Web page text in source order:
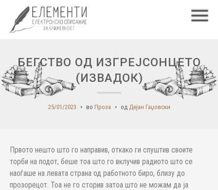
БЕГСТВО ОД ИЗГРЕЈСОНЦЕТО
(ИЗВАДОК)
25/01/2023 во Проза од Дејан Гаџовски
Првото нешто што го направив, откако ги спуштив своите
торби на подот, беше тоа што го вклучив радиото што се
наоѓаше на левата страна од работното биро, близу до
прозорецот. Тоа не го сторив затоа што не можам да ја